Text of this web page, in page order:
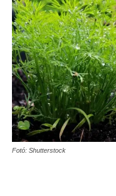
Fotó: Shutterstock